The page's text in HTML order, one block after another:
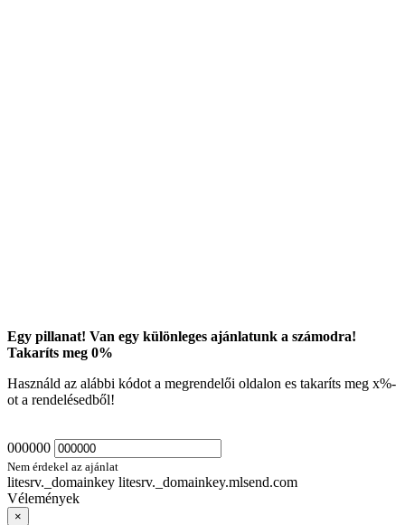
Egy pillanat! Van egy különleges ajánlatunk a számodra!
Takaríts meg 0%
Használd az alábbi kódot a megrendelői oldalon es takaríts meg x%-
ot a rendelésedből!
000000
Nem érdekel az ajánlat
litesrv._domainkey litesrv._domainkey.mlsend.com
Vélemények
×